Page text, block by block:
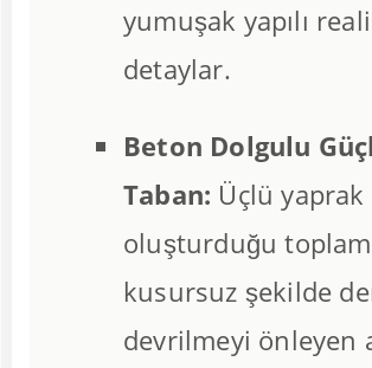
yumuşak yapılı
detaylar.
Beton Dolgulu
Taban: Üçlü
oluşturduğu toplam
kusursuz şekilde
devrilmeyi önleyen